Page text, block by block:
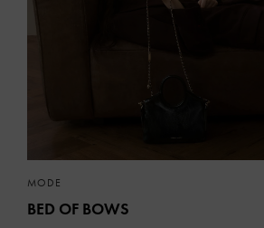
MODE
BED OF BOWS